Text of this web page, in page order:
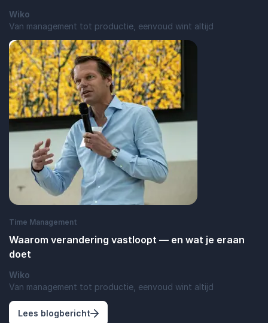
Wiko
Van management tot productie, eenvoud wint altijd
Lees blogbericht: Waarom er negen soorten stekkers
Time Management
Waarom verandering vastloopt — en wat je eraan
doet
Wiko
Van management tot productie, eenvoud wint altijd
Lees blogbericht: Waarom verandering vastloopt — en